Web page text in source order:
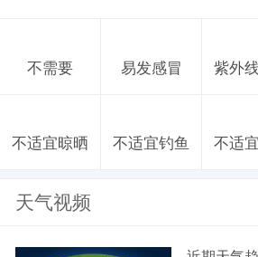
不需要 易发感冒 紫外
不适宜晾晒 不适宜钓鱼 不适
天气视频